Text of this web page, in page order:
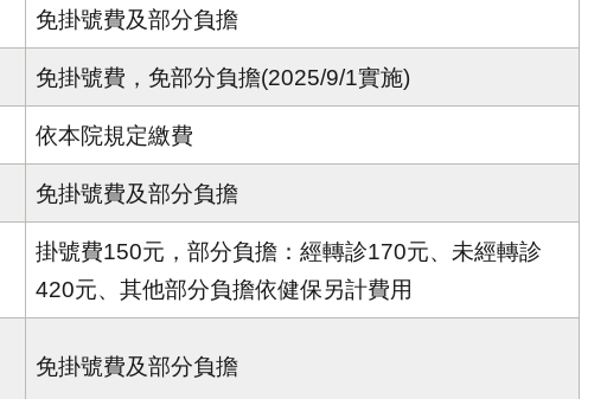
免掛號費及部分負擔
免掛號費，免部分負擔(2025/9/1實施)
依本院規定繳費
免掛號費及部分負擔
掛號費150元，部分負擔：經轉診170元、未經轉診
420元、其他部分負擔依健保另計費用
免掛號費及部分負擔